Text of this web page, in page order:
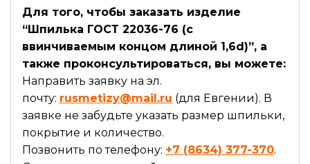
Для того, чтобы заказать изделие
“Шпилька ГОСТ 22036-76 (с
ввинчиваемым концом длиной 1,6d)”, а
также проконсультироваться, вы можете:
Направить заявку на эл.
почту: rusmetizy@mail.ru (для Евгении). В
заявке не забудьте указать размер шпильки,
покрытие и количество.
Позвонить по телефону: +7 (8634) 377-370.